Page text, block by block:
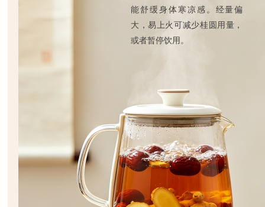
能舒缓身体寒凉感。经量偏
大，易上火可减少桂圆用量，
或者暂停饮用。